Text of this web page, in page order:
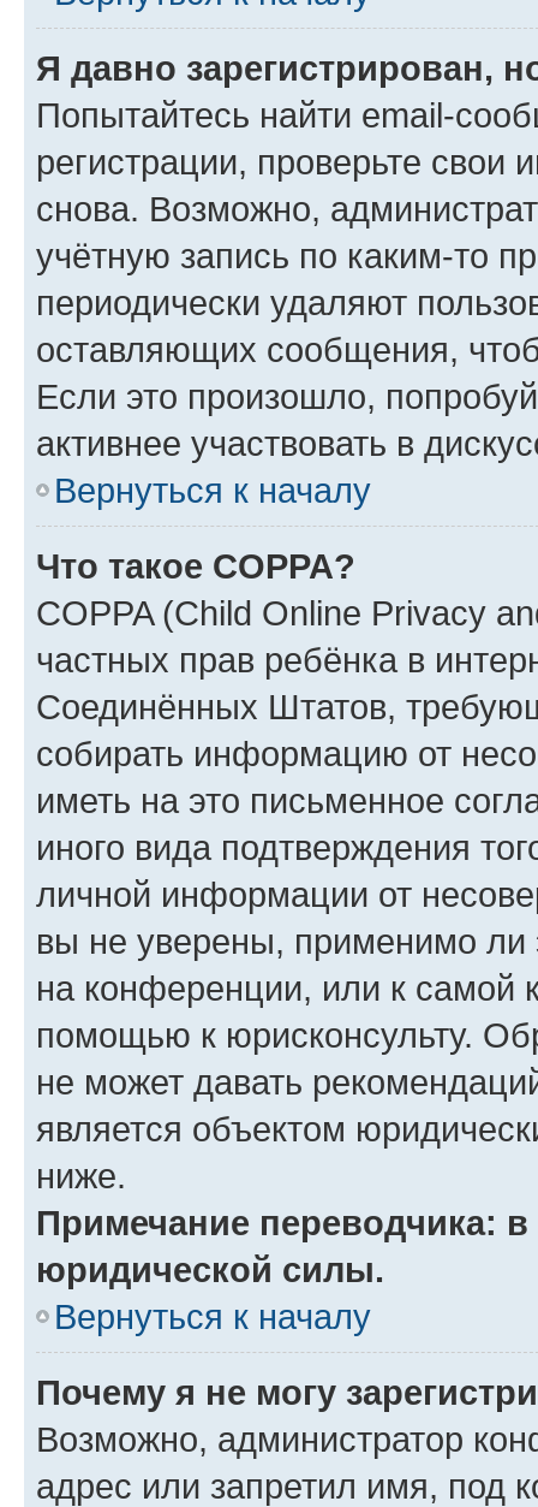
Я давно зарегистрирован,
Попытайтесь найти email-
регистрации, проверьте свои
снова. Возможно,
учётную запись по каким-то
периодически удаляют
оставляющих сообщения,
Если это произошло,
активнее участвовать в
Вернуться к началу
Что такое COPPA?
COPPA (Child Online Privacy
частных прав ребёнка в
Соединённых Штатов,
собирать информацию от
иметь на это письменное
иного вида подтверждения
личной информации от
вы не уверены, применимо ли
на конференции, или к самой
помощью к юрисконсульту.
не может давать
является объектом
ниже.
Примечание переводчика:
юридической силы.
Вернуться к началу
Почему я не могу
Возможно, администратор
адрес или запретил имя, под